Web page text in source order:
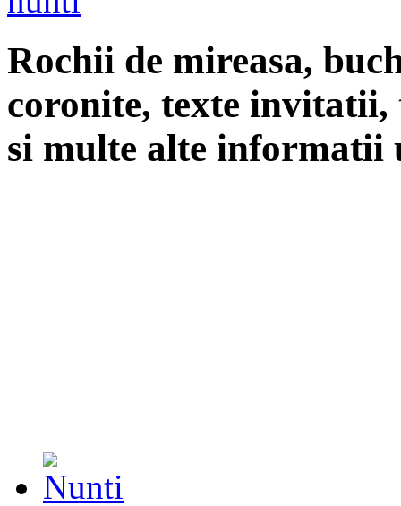
Rochii de mireasa,
coronite, texte
si multe alte informatii